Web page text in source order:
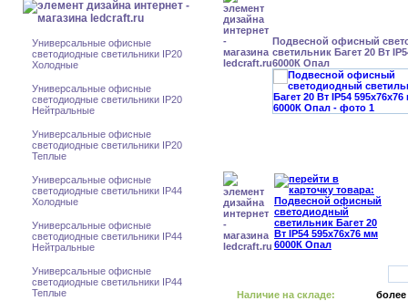
Универсальные офисные
светодиодные светильники IP20
Холодные
Универсальные офисные
светодиодные светильники IP20
Нейтральные
Универсальные офисные
светодиодные светильники IP20
Теплые
Универсальные офисные
светодиодные светильники IP44
Холодные
Универсальные офисные
светодиодные светильники IP44
Нейтральные
Универсальные офисные
светодиодные светильники IP44
Теплые
Подвесной офисный
светильник Багет 20 Вт
6000К Опал
Наличие на складе: более